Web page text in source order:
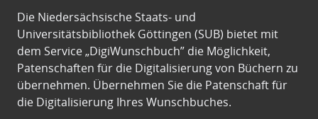
Die Niedersächsische Staats- und
Universitätsbibliothek Göttingen (SUB) bietet mit
dem Service „DigiWunschbuch” die Möglichkeit,
Patenschaften für die Digitalisierung von Büchern zu
übernehmen. Übernehmen Sie die Patenschaft für
die Digitalisierung Ihres Wunschbuches.